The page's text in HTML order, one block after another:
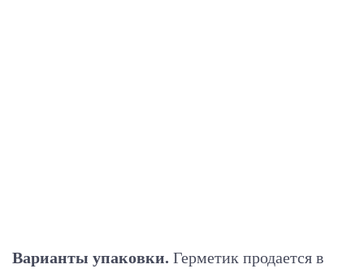
Варианты упаковки. Герметик продается в